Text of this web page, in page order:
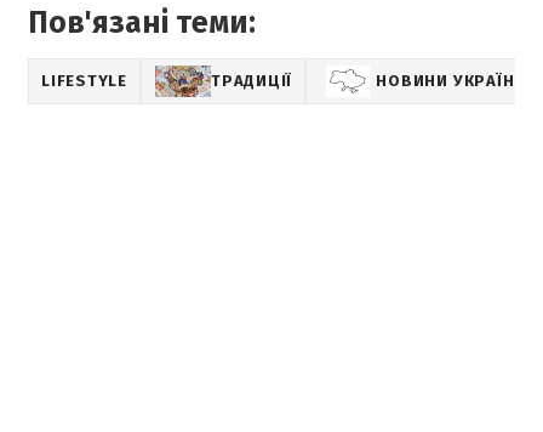
Пов'язані теми:
LIFESTYLE ТРАДИЦІЇ НОВИНИ УКРАЇНИ